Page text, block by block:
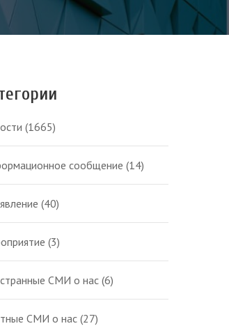
(1665)
сообщение (14)
(40)
(3)
СМИ о нас(6)
СМИ о нас (27)